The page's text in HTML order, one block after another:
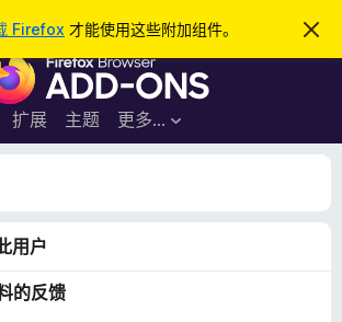
Firefox 才能使用这些附加组件。
忽
此
F
r
e
扩展 主题 更多…
登录
用户
的反馈